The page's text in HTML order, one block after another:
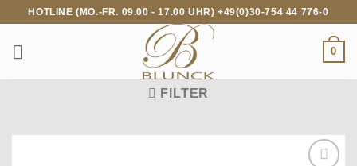
springen
HOTLINE (MO.-FR. 09.00 - 17.00 UHR) +49(0)30-754 44 776-0
0
FILTER